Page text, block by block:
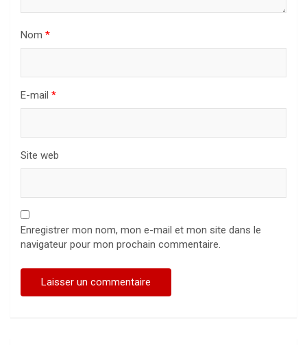
Nom *
E-mail *
Site web
Enregistrer mon nom, mon e-mail et mon site dans le
navigateur pour mon prochain commentaire.